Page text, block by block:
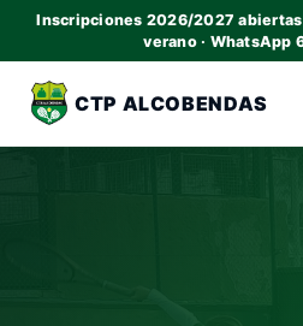
Inscripciones 2026/2027 abiertas
verano · WhatsApp
CTP ALCOBENDAS